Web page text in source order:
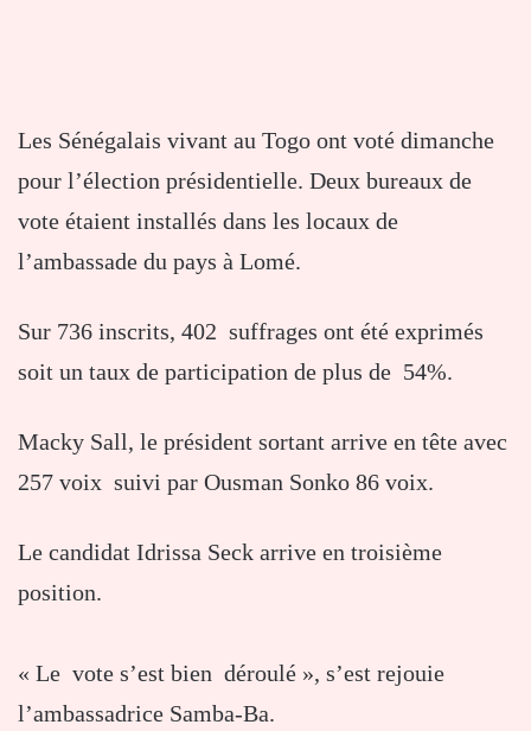
Les Sénégalais vivant au Togo ont voté dimanche
pour l’élection présidentielle. Deux bureaux de
vote étaient installés dans les locaux de
l’ambassade du pays à Lomé.
Sur 736 inscrits, 402 suffrages ont été exprimés
soit un taux de participation de plus de 54%.
Macky Sall, le président sortant arrive en tête avec
257 voix suivi par Ousman Sonko 86 voix.
Le candidat Idrissa Seck arrive en troisième
position.
« Le vote s’est bien déroulé », s’est rejouie
l’ambassadrice Samba-Ba.